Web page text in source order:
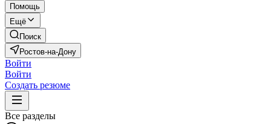
Помощь
Ещё
Поиск
Ростов-на-Дону
Войти
Войти
Создать резюме
Все разделы